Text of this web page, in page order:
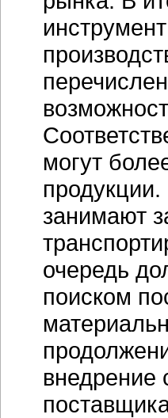
могут
занимают
очередь
поиском
внедрение